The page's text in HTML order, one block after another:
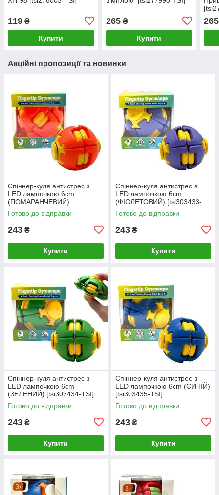
119 ₴
Купити
265₴
Купити
265
Акційні пропозиції та новинки
Спіннер-куля антистрес з
LED лампочкою 6cm
(ПОМАРАНЧЕВИЙ)
[tsi303432-TSI]
Готово до відправки
243 ₴
Купити
Спіннер-куля антистрес з
LED лампочкою 6cm
(ФІОЛЕТОВИЙ) [tsi303433-
TSI]
Готово до відправки
243 ₴
Купити
Спіннер-куля антистрес з
LED лампочкою 6cm
(ЗЕЛЕНИЙ) [tsi303434-TSI]
Готово до відправки
243 ₴
Купити
Спіннер-куля антистрес з
LED лампочкою 6cm (СИНІЙ)
[tsi303435-TSI]
Готово до відправки
243 ₴
Купити